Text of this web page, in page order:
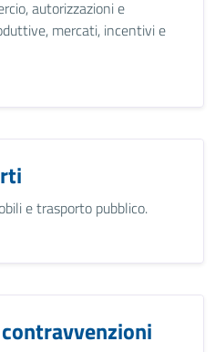
autorizzazioni e
mercati, incentivi e
e trasporto pubblico.